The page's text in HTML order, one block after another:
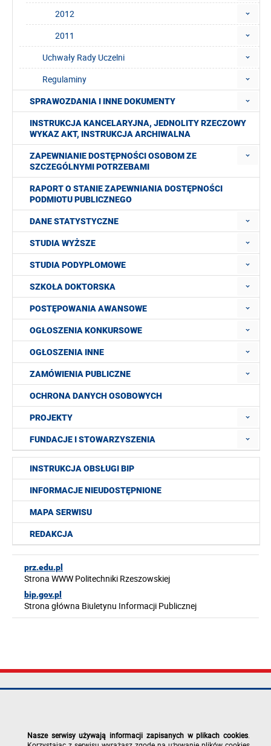
2012
2011
Uchwały Rady Uczelni
Regulaminy
SPRAWOZDANIA I INNE DOKUMENTY
INSTRUKCJA KANCELARYJNA, JEDNOLITY RZECZOWY
WYKAZ AKT, INSTRUKCJA ARCHIWALNA
ZAPEWNIANIE DOSTĘPNOŚCI OSOBOM ZE
SZCZEGÓLNYMI POTRZEBAMI
RAPORT O STANIE ZAPEWNIANIA DOSTĘPNOŚCI
PODMIOTU PUBLICZNEGO
DANE STATYSTYCZNE
STUDIA WYŻSZE
STUDIA PODYPLOMOWE
SZKOŁA DOKTORSKA
POSTĘPOWANIA AWANSOWE
OGŁOSZENIA KONKURSOWE
OGŁOSZENIA INNE
ZAMÓWIENIA PUBLICZNE
OCHRONA DANYCH OSOBOWYCH
PROJEKTY
FUNDACJE I STOWARZYSZENIA
INSTRUKCJA OBSŁUGI BIP
INFORMACJE NIEUDOSTĘPNIONE
MAPA SERWISU
REDAKCJA
prz.edu.pl
Strona WWW Politechniki Rzeszowskiej
bip.gov.pl
Strona główna Biuletynu Informacji Publicznej
Politechnika
al. Powstańców
tel.: +48 17 865
e-mail:
Mapa serwisu
prywatności
Nasze serwisy używają informacji zapisanych w plikach cookies